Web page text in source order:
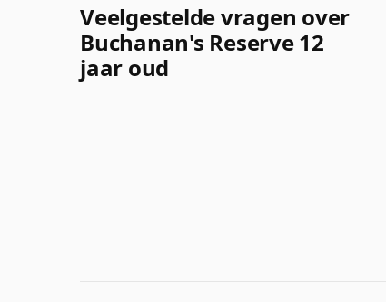
Veelgestelde vragen over
Buchanan's Reserve 12
jaar oud